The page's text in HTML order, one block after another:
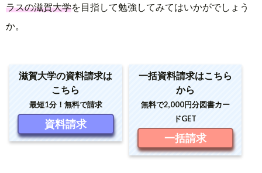
ラスの滋賀大学を目指して勉強してみてはいかがでしょう
か。
滋賀大学の資料請求は
こちら
最短1分！無料で請求
資料請求
一括資料請求はこちら
から
無料で2,000円分図書カー
ドGET
一括請求